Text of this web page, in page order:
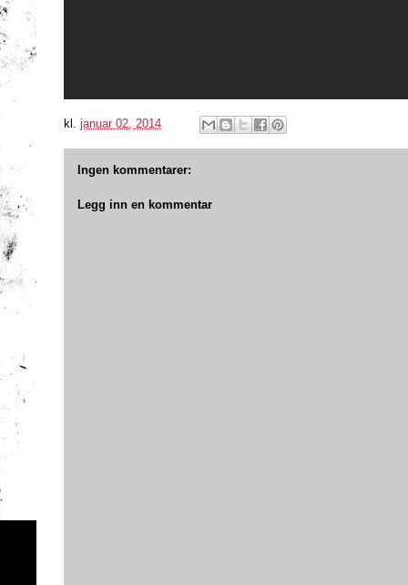
kl. januar 02, 2014
Ingen kommentarer:
Legg inn en kommentar